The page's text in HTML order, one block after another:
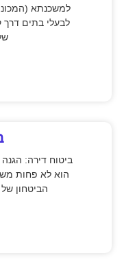
למשכנתא
לבעלי בתים
ביטוח דירה:
הוא לא פחות
הביטחון